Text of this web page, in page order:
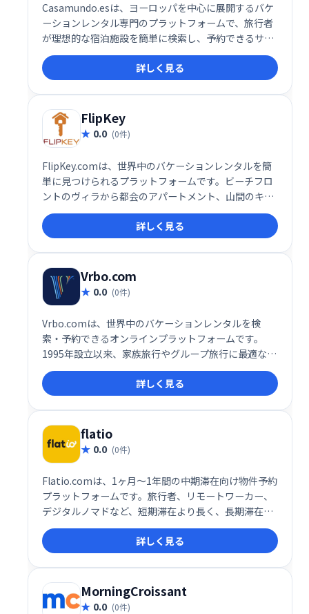
Casamundo.esは、ヨーロッパを中心に展開するバケ
ーションレンタル専門のプラットフォームで、旅行者
が理想的な宿泊施設を簡単に検索し、予約できるサー
ビスを提供しています。特にスペイン、イタリア、フ
ランス、ドイツといった人気の観光地で、豊富なバケ
ーションレンタル物件を取り扱っており、家族旅行や
友人とのグループ旅行、カップルでの滞在に最適な宿
泊先を見つけることができます。
詳しく見る
FlipKey
0.0 (0件)
FlipKey.comは、世界中のバケーションレンタルを簡
単に見つけられるプラットフォームです。ビーチフロ
ントのヴィラから都会のアパートメント、山間のキャ
ビンまで、多様な宿泊施設を掲載。旅行スタイルや予
算に合わせて、理想の滞在先を検索・予約できます。
豊富な選択肢と直感的なインターフェースで、最高の
バケーションを実現しましょう。
詳しく見る
Vrbo.com
0.0 (0件)
Vrbo.comは、世界中のバケーションレンタルを検
索・予約できるオンラインプラットフォームです。
1995年設立以来、家族旅行やグループ旅行に最適な、
家全体を貸し切れる幅広い宿泊施設（コンドミニア
ム、キャビン、ヴィラなど）を提供しています。ホテ
ルとは異なる、プライバシーと広さを重視した滞在を
求める方におすすめです。思い出に残る休暇を、
Vrbo.comで実現しましょう。
詳しく見る
flatio
0.0 (0件)
Flatio.comは、1ヶ月～1年間の中期滞在向け物件予約
プラットフォームです。旅行者、リモートワーカー、
デジタルノマドなど、短期滞在より長く、長期滞在よ
り短い期間の滞在を希望する方々に最適です。家具付
きのアパートや部屋を手頃な価格で提供し、快適な中
期滞在をサポートします。世界各地の物件を簡単に検
索・予約でき、煩わしい手続きを省いてスムーズな滞
在を実現します。
詳しく見る
MorningCroissant
0.0 (0件)